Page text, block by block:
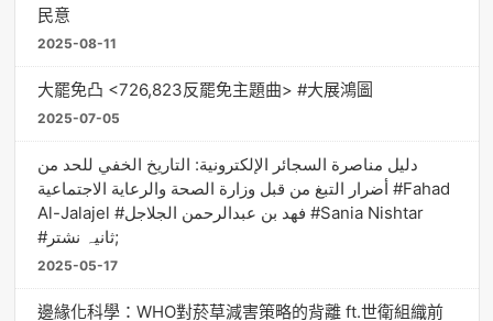
民意
2025-08-11
大罷免凸 <726,823反罷免主題曲> #大展鴻圖
2025-07-05
دليل مناصرة السجائر الإلكترونية: التاريخ الخفي للحد من
أضرار التبغ من قبل وزارة الصحة والرعاية الاجتماعية #Fahad
Al-Jalajel #فهد بن عبدالرحمن الجلاجل #Sania Nishtar
#ثانیہ نشتر;
2025-05-17
邊緣化科學：WHO對菸草減害策略的背離 ft.世衛組織前